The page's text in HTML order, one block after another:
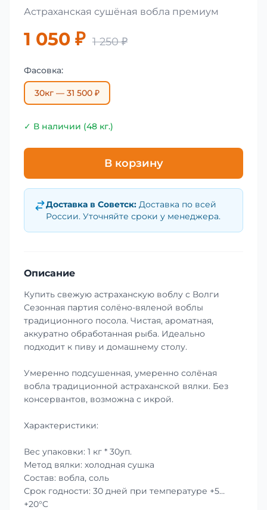
Астраханская сушёная вобла премиум
1 050 ₽ 1 250 ₽
Фасовка:
30кг — 31 500 ₽
✓ В наличии (48 кг.)
В корзину
Доставка в Советск: Доставка по всей
России. Уточняйте сроки у менеджера.
Описание
Купить свежую астраханскую воблу с Волги
Сезонная партия солёно-вяленой воблы
традиционного посола. Чистая, ароматная,
аккуратно обработанная рыба. Идеально
подходит к пиву и домашнему столу.
Умеренно подсушенная, умеренно солёная
вобла традиционной астраханской вялки. Без
консервантов, возможна с икрой.
Характеристики:
Вес упаковки: 1 кг * 30уп.
Метод вялки: холодная сушка
Состав: вобла, соль
Срок годности: 30 дней при температуре +5…
+20°C